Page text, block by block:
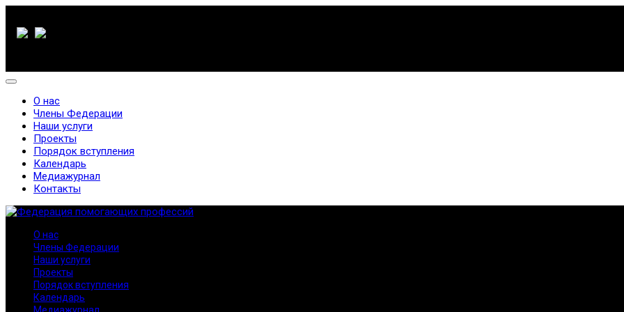
О нас
Члены Федерации
Наши услуги
Проекты
Порядок вступления
Календарь
Медиажурнал
Контакты
О нас
Члены Федерации
Наши услуги
Проекты
Порядок вступления
Календарь